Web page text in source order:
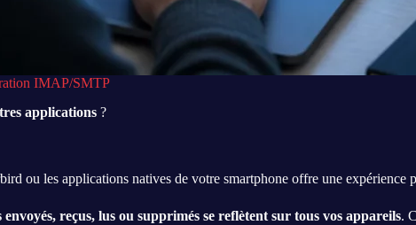
IMAP/SMTP
applications ?
ou les applications natives de votre smartphone offre une expérience
envoyés, reçus, lus ou supprimés se reflètent sur tous vos appareils.